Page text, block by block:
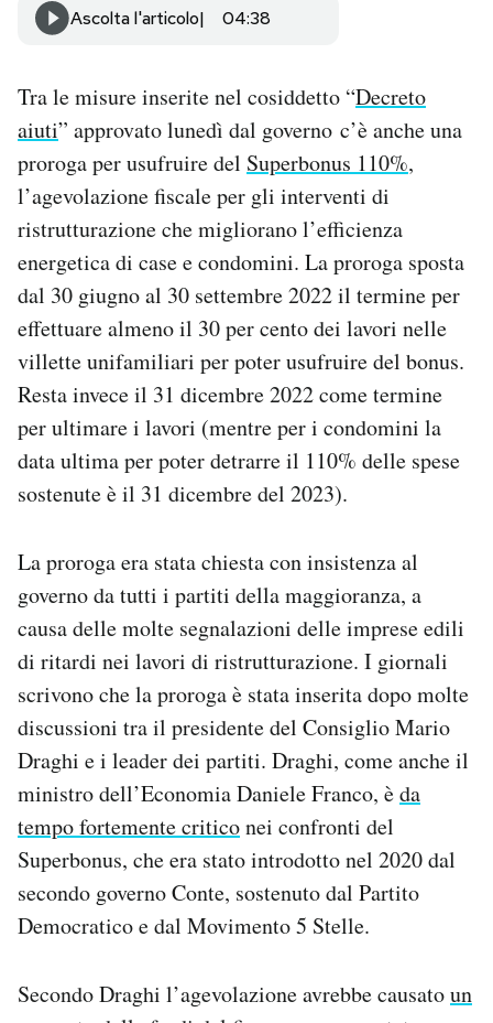
AREA PERSONALE
Area Personale
Newsletter
Notifiche mobile
Regala il Post
Hai bisogno di aiuto?
Esci
Ascolta l'articolo 04:38
Tra le misure inserite nel cosiddetto “Decreto
aiuti” approvato lunedì dal governo c’è anche una
proroga per usufruire del Superbonus 110%,
l’agevolazione fiscale per gli interventi di
ristrutturazione che migliorano l’efficienza
energetica di case e condomini. La proroga sposta
dal 30 giugno al 30 settembre 2022 il termine per
effettuare almeno il 30 per cento dei lavori nelle
villette unifamiliari per poter usufruire del bonus.
Resta invece il 31 dicembre 2022 come termine
per ultimare i lavori (mentre per i condomini la
data ultima per poter detrarre il 110% delle spese
sostenute è il 31 dicembre del 2023).
La proroga era stata chiesta con insistenza al
governo da tutti i partiti della maggioranza, a
causa delle molte segnalazioni delle imprese edili
di ritardi nei lavori di ristrutturazione. I giornali
scrivono che la proroga è stata inserita dopo molte
discussioni tra il presidente del Consiglio Mario
Draghi e i leader dei partiti. Draghi, come anche il
ministro dell’Economia Daniele Franco, èda
tempo fortemente criticonei confronti del
Superbonus, che era stato introdotto nel 2020 dal
secondo governo Conte, sostenuto dal Partito
Democratico e dal Movimento 5 Stelle.
Secondo Draghi l’agevolazione avrebbe causatoun